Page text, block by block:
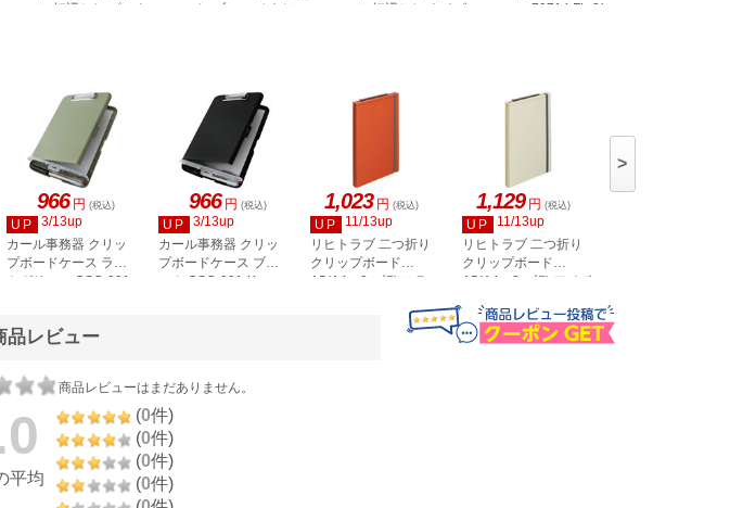
テ 短辺とじ ピンク
じ ブルーバイオレッ
テ 短辺とじ ネイビー
ー 79714 FL-203S
966 円 (税込)
UP
3/13up
カール事務器 クリッ
プボードケース ライ
トグリーン CSC-001-
966 円 (税込)
UP
3/13up
カール事務器 クリッ
プボードケース ブラ
ック CSC-001-K
1,023 円 (税込)
UP
11/13up
リヒトラブ 二つ折り
クリップボード
A5(A4・2ツ折) テラコ
1,129 円 (税込)
UP
11/13up
リヒトラブ 二つ折り
クリップボード
A5(A4・2ツ折) アイボ
>
品レビュー
商品レビューはまだありません。
平均
(0件)
(0件)
(0件)
(0件)